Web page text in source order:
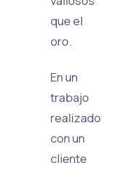
que el
oro.
En un
trabajo
realizado
con un
cliente